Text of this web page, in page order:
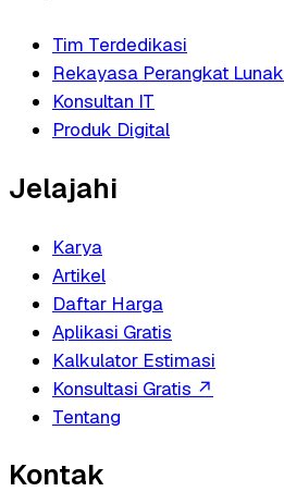
Tim Terdedikasi
Rekayasa Perangkat Lunak
Konsultan IT
Produk Digital
Jelajahi
Karya
Artikel
Daftar Harga
Aplikasi Gratis
Kalkulator Estimasi
Konsultasi Gratis ↗
Tentang
Kontak